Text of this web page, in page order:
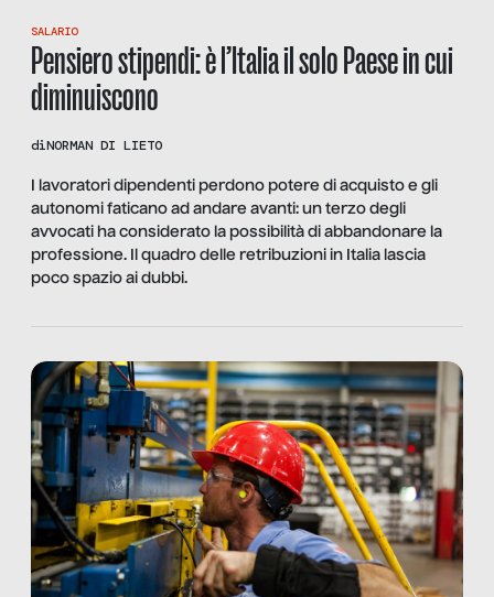
SALARIO
Pensiero stipendi: è l’Italia il solo Paese in cui
diminuiscono
diNORMAN DI LIETO
I lavoratori dipendenti perdono potere di acquisto e gli
autonomi faticano ad andare avanti: un terzo degli
avvocati ha considerato la possibilità di abbandonare la
professione. Il quadro delle retribuzioni in Italia lascia
poco spazio ai dubbi.